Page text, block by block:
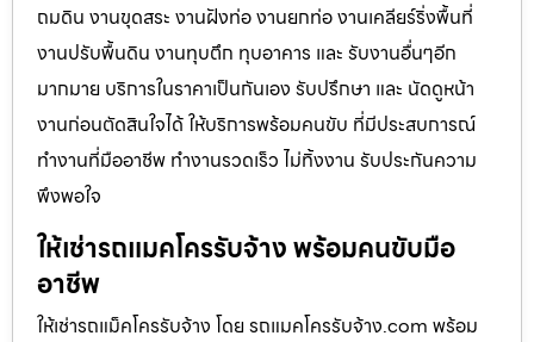
ถมดิน งานขุดสระ งานฝังท่อ งานยกท่อ งานเคลียร์ริ่งพื้นที่
งานปรับพื้นดิน งานทุบตึก ทุบอาคาร และ รับงานอื่นๆอีก
มากมาย บริการในราคาเป็นกันเอง รับปรึกษา และ นัดดูหน้า
งานก่อนตัดสินใจได้ ให้บริการพร้อมคนขับ ที่มีประสบการณ์
ทำงานที่มืออาชีพ ทำงานรวดเร็ว ไม่ทิ้งงาน รับประกันความ
พึงพอใจ
ให้เช่ารถแมคโครรับจ้าง พร้อมคนขับมือ
อาชีพ
ให้เช่ารถแม็คโครรับจ้าง โดย รถแมคโครรับจ้าง.com พร้อม